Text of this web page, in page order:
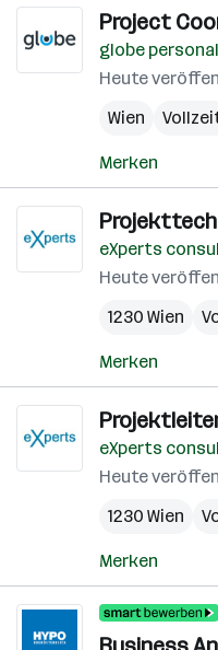
Project
globe
Heute
Wien
Merken
eXperts
Heute
1230 Wien
Merken
eXperts
Heute
1230 Wien
Merken